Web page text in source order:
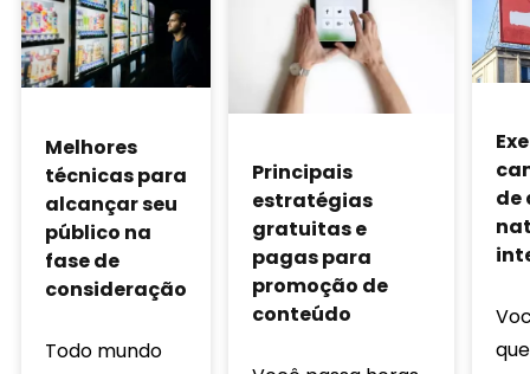
Melhores
técnicas para
alcançar seu
público na
fase de
consideração
Todo mundo
Principais
estratégias
gratuitas e
pagas para
promoção de
conteúdo
de